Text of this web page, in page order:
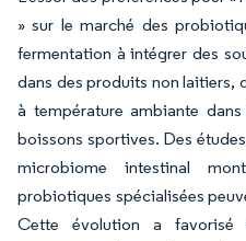
» sur le marché des
fermentation à intégrer des
dans des produits non laitiers,
à température ambiante
boissons sportives. Des
microbiome intestinal
probiotiques spécialisées
Cette évolution a favorisé